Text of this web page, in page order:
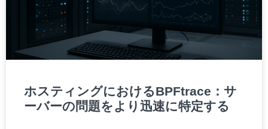
ホスティングにおけるBPFtrace：サ
ーバーの問題をより迅速に特定する